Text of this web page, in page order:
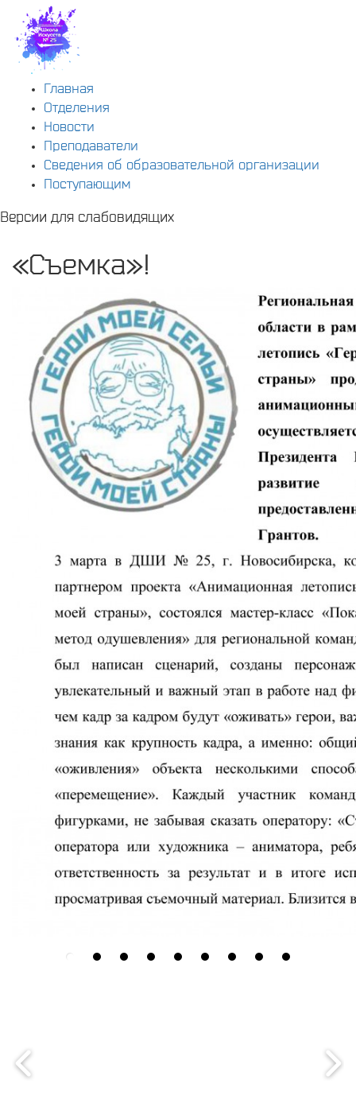
Главная
Отделения
Новости
Преподаватели
Сведения об образовательной организации
Поступающим
Версии для слабовидящих
«Съемка»!